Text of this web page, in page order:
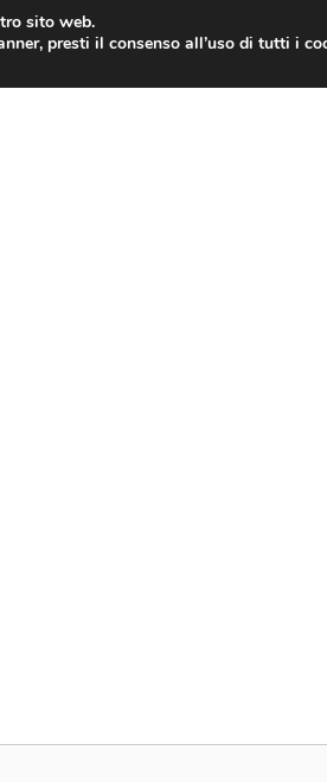
sito web.
presti il consenso all’uso di tutti i